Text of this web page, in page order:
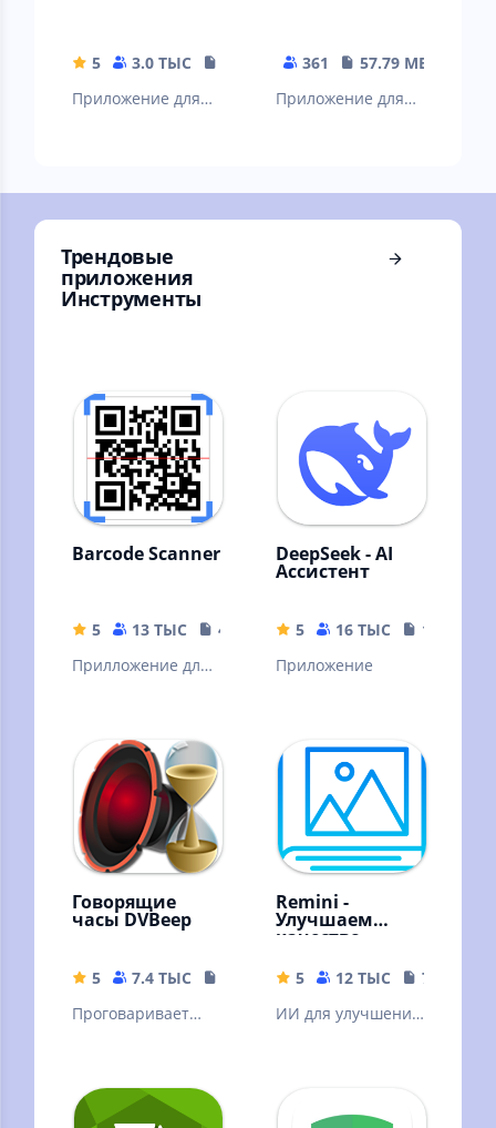
5 3.0 ТЫС
86.74 MB
Приложение для
361
57.79 MB
Приложение для
Трендовые
приложения
Инструменты
Barcode Scanner
5 13 ТЫС
4.04 MB
Прилложение для
DeepSeek - AI
Ассистент
5 16 ТЫС
16.44 MB
Приложение
Говорящие
часы DVBeep
5 7.4 ТЫС
17.71 MB
Проговаривает
интервал, согласно
вашему графику
Remini -
Улучшаем
качество
5 12 ТЫС
79.19 MB
ИИ для улучшения